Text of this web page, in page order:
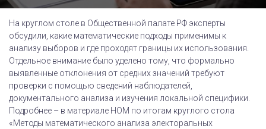
На круглом столе в Общественной палате РФ эксперты
обсудили, какие математические подходы применимы к
анализу выборов и где проходят границы их использования.
Отдельное внимание было уделено тому, что формально
выявленные отклонения от средних значений требуют
проверки с помощью сведений наблюдателей,
документального анализа и изучения локальной специфики.
Подробнее – в материале НОМ по итогам круглого стола
«Методы математического анализа электоральных